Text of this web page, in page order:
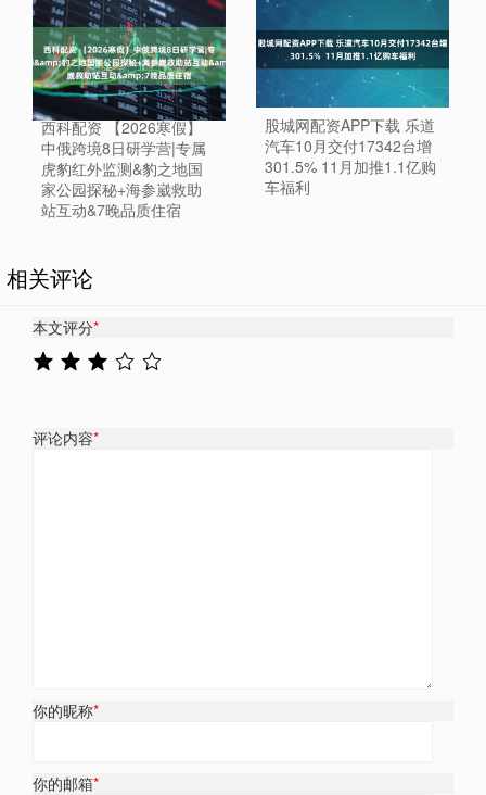
西科配资 【2026寒假】
中俄跨境8日研学营|专属
虎豹红外监测&豹之地国
家公园探秘+海参崴救助
站互动&7晚品质住宿
股城网配资APP下载 乐道
汽车10月交付17342台增
301.5% 11月加推1.1亿购
车福利
相关评论
本文评分*
评论内容*
你的昵称*
你的邮箱*